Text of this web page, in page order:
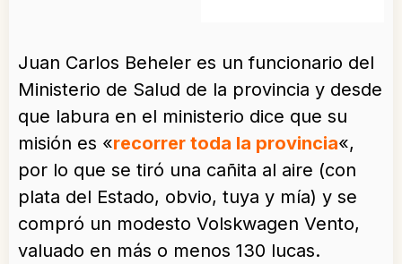
Juan Carlos Beheler es un funcionario del
Ministerio de Salud de la provincia y desde
que labura en el ministerio dice que su
misión es «recorrer toda la provincia«,
por lo que se tiró una cañita al aire (con
plata del Estado, obvio, tuya y mía) y se
compró un modesto Volskwagen Vento,
valuado en más o menos 130 lucas.